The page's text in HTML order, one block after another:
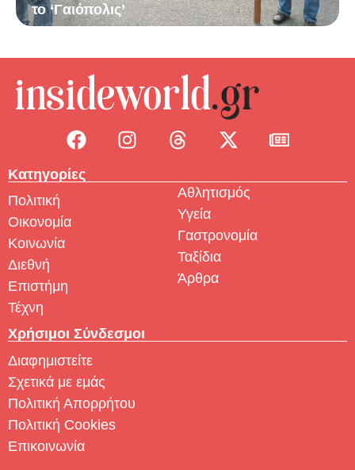
το ‘Γαιόπολις’
Κατηγορίες
Πολιτική
Οικονομία
Κοινωνία
Διεθνή
Επιστήμη
Τέχνη
Αθλητισμός
Υγεία
Γαστρονομία
Ταξίδια
Άρθρα
Χρήσιμοι Σύνδεσμοι
Διαφημιστείτε
Σχετικά με εμάς
Πολιτική Απορρήτου
Πολιτική Cookies
Επικοινωνία